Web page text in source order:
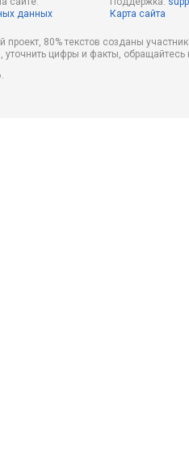
данных
Карта сайта
проект, 80% текстов созданы
уточнить цифры и факты,